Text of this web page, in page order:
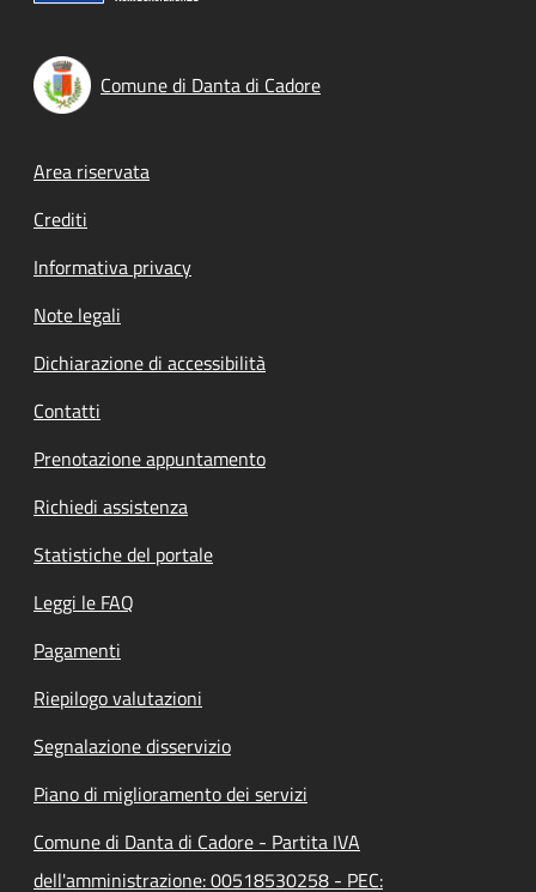
Comune di Danta di Cadore
Footer menu
Area riservata
Crediti
Informativa privacy
Note legali
Dichiarazione di accessibilità
Contatti
Prenotazione appuntamento
Richiedi assistenza
Statistiche del portale
Leggi le FAQ
Pagamenti
Riepilogo valutazioni
Segnalazione disservizio
Piano di miglioramento dei servizi
Comune di Danta di Cadore - Partita IVA
dell'amministrazione: 00518530258 - PEC: